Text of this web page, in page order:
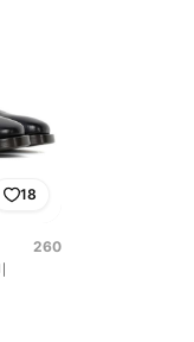
18
260